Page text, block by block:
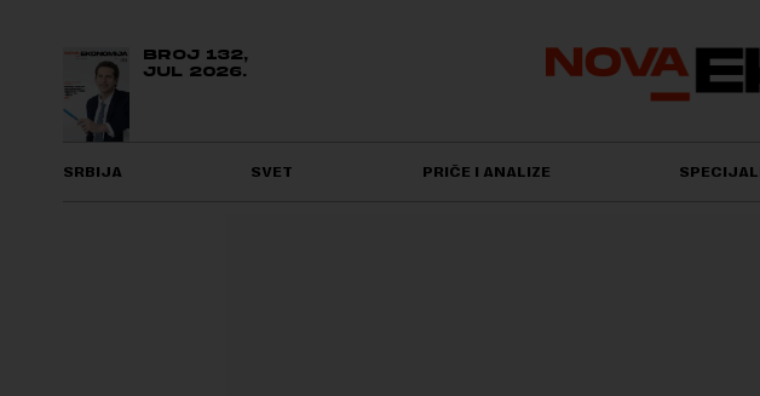
BROJ 132,
JUL 2026.
SRBIJA SVET PRIČE I ANALIZE